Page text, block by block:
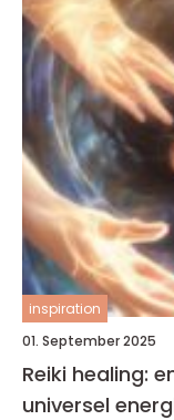
inspiration
01. September 2025
Reiki healing:
universel